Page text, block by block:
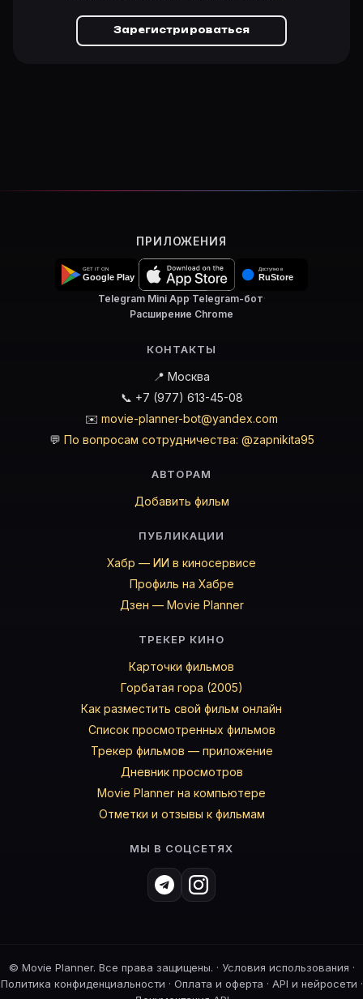
Зарегистрироваться
ПРИЛОЖЕНИЯ
Telegram Mini App·Telegram-бот·
Расширение Chrome
КОНТАКТЫ
📍 Москва
📞 +7 (977) 613-45-08
✉️ movie-planner-bot@yandex.com
💬 По вопросам сотрудничества: @zapnikita95
АВТОРАМ
Добавить фильм
ПУБЛИКАЦИИ
Хабр — ИИ в киносервисе
Профиль на Хабре
Дзен — Movie Planner
ТРЕКЕР КИНО
Карточки фильмов
Горбатая гора (2005)
Как разместить свой фильм онлайн
Список просмотренных фильмов
Трекер фильмов — приложение
Дневник просмотров
Movie Planner на компьютере
Отметки и отзывы к фильмам
МЫ В СОЦСЕТЯХ
© Movie Planner. Все права защищены. · Условия использования ·
Политика конфиденциальности · Оплата и оферта · API и нейросети ·